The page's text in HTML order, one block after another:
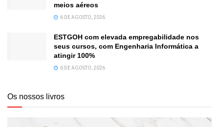
meios aéreos
6 DE AGOSTO, 2026
ESTGOH com elevada empregabilidade nos
seus cursos, com Engenharia Informática a
atingir 100%
6 DE AGOSTO, 2026
Os nossos livros